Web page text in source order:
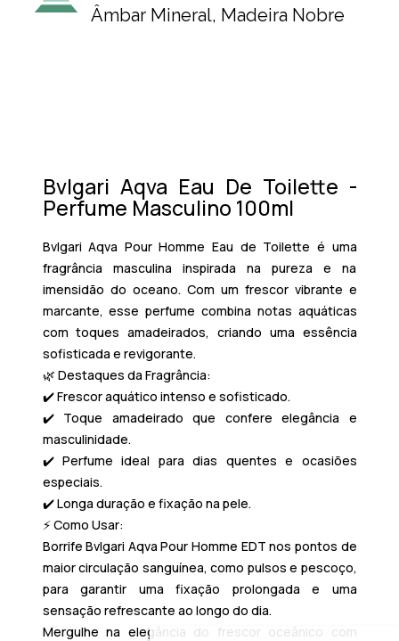
Âmbar Mineral, Madeira Nobre
Bvlgari Aqva Eau De Toilette -
Perfume Masculino 100ml
Bvlgari Aqva Pour Homme Eau de Toilette é uma
fragrância masculina inspirada na pureza e na
imensidão do oceano. Com um frescor vibrante e
marcante, esse perfume combina notas aquáticas
com toques amadeirados, criando uma essência
sofisticada e revigorante.
🌿 Destaques da Fragrância:
✔️ Frescor aquático intenso e sofisticado.
✔️ Toque amadeirado que confere elegância e
masculinidade.
✔️ Perfume ideal para dias quentes e ocasiões
especiais.
✔️ Longa duração e fixação na pele.
⚡Como Usar:
BorrifeBvlgari Aqva Pour Homme EDT nos pontos de
maior circulação sanguínea, como pulsos e pescoço,
para garantir uma fixação prolongada e uma
sensação refrescante ao longo do dia.
Mergulhe na elegância do frescor oceânico com